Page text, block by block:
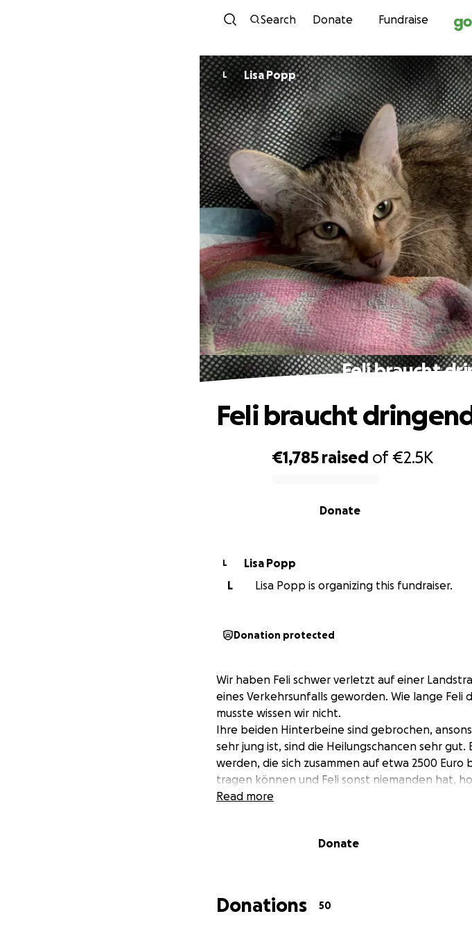
Skip to
Search Donate Fundraise
L Lisa Popp
Feli braucht
€1,785 raised of€2.5K
Donate
Feli braucht
L
Lisa Popp
L
Lisa Popp is organizing this fundraiser.
Donation protected
Wir haben Feli schwer verletzt auf einer
eines Verkehrsunfalls geworden. Wie lange
musste wissen wir nicht.
Ihre beiden Hinterbeine sind gebrochen,
sehr jung ist, sind die Heilungschancen sehr
werden, die sich zusammen auf etwa 2500 Euro
tragen können und Feli sonst niemanden hat,
Read more
Donate
Donations 50